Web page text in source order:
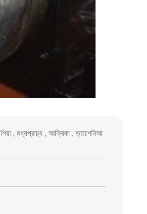
, মধ্যপ্রাচ্য , আফ্রিকা , ত্তশেনিআ